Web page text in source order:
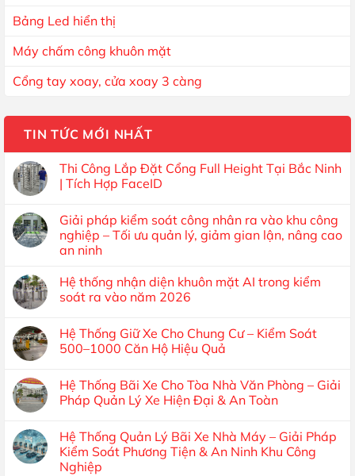
Bảng Led hiển thị
Máy chấm công khuôn mặt
Cổng tay xoay, cửa xoay 3 càng
TIN TỨC MỚI NHẤT
Thi Công Lắp Đặt Cổng Full Height Tại Bắc Ninh
| Tích Hợp FaceID
Giải pháp kiểm soát công nhân ra vào khu công
nghiệp – Tối ưu quản lý, giảm gian lận, nâng cao
an ninh
Hệ thống nhận diện khuôn mặt AI trong kiểm
soát ra vào năm 2026
Hệ Thống Giữ Xe Cho Chung Cư – Kiểm Soát
500–1000 Căn Hộ Hiệu Quả
Hệ Thống Bãi Xe Cho Tòa Nhà Văn Phòng – Giải
Pháp Quản Lý Xe Hiện Đại & An Toàn
Hệ Thống Quản Lý Bãi Xe Nhà Máy – Giải Pháp
Kiểm Soát Phương Tiện & An Ninh Khu Công
Nghiệp